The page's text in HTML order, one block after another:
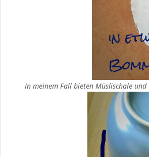
In meinem Fall bieten Müslischale